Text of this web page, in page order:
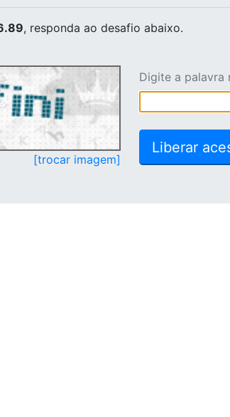
, responda ao desafio abaixo.
[trocar imagem]
Digite a palavra